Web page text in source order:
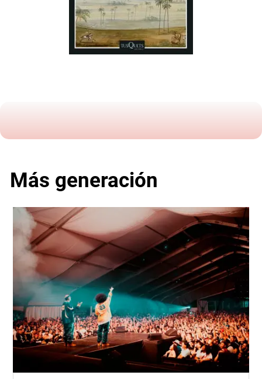
Más generación